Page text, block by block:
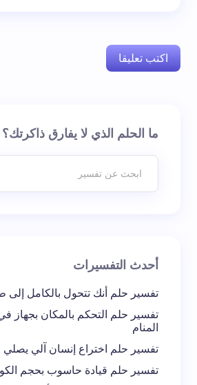
اكتب تعليقا
لن يتم نشر عنوان بريدك الإلكتروني.
احفظ اسمي والبريد الإلكتروني في
ما الحلم الذي لا يفارق ذاكرتك؟
أحدث التفسيرات
تفسير حلم أنك تتحول بالكامل إلى
تفسير حلم التحكم بالمكان بجهاز
المنام
تفسير حلم اختراع إنسان آلي
تفسير حلم قيادة حاسوب بحجم